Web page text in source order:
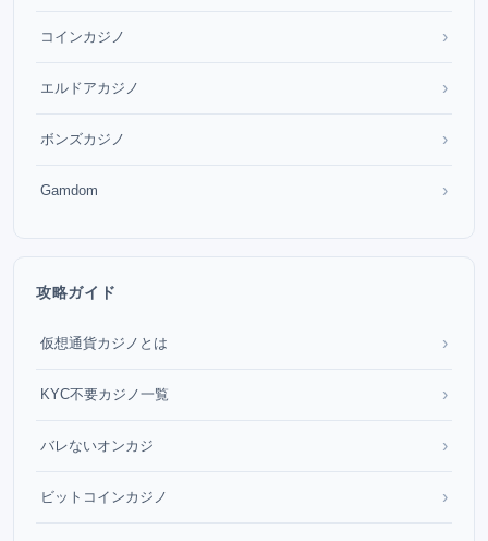
コインカジノ ›
エルドアカジノ ›
ボンズカジノ ›
Gamdom ›
攻略ガイド
仮想通貨カジノとは ›
KYC不要カジノ一覧 ›
バレないオンカジ ›
ビットコインカジノ ›